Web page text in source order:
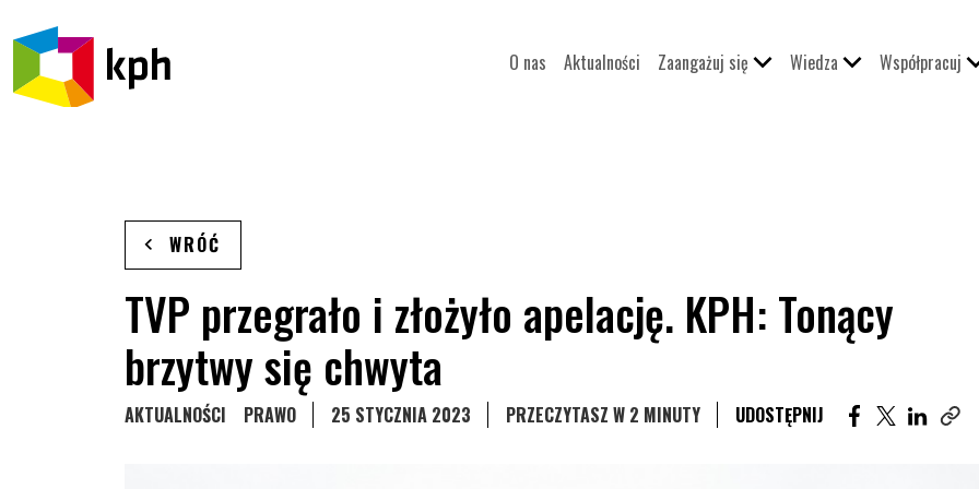
PRZEJDŹ DO TREŚCI
O nas Aktualności Zaangażuj się Wiedza Współpracuj
WRÓĆ
TVP przegrało i złożyło apelację. KPH: Tonący
brzytwy się chwyta
STRONA KATEGORII WPISÓW
AKTUALNOŚCI STRONA KATEGORII WPISÓW
PRAWO 25 STYCZNIA 2023 PRZECZYTASZ W 2 MINUTY UDOSTĘPNIJ UDOSTĘPNIJ